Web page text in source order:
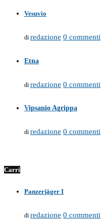
Vesuvio
di redazione 0 commenti
Etna
di redazione 0 commenti
Vipsanio Agrippa
di redazione 0 commenti
Carri
Panzerjäger I
di redazione 0 commenti